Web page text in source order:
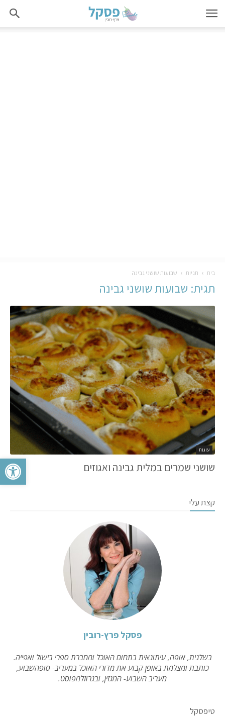
פתח
בית תגיות שבועות שושני גבינה
תגית: שבועות שושני גבינה
עוגות
שושני שמרים במלית גבינה ואגוזים
קצת עלי
פסקל פרץ-רובין
בשלנית, אופה, עיתונאית בתחום האוכל ומחברת ספרי בישול ואפייה.
כותבת ומצלמת באופן קבוע את מדורי האוכל במעריב- סופהשבוע,
מעריב השבוע- המגזין, ובגרוזלמפוסט.
טיפסקל